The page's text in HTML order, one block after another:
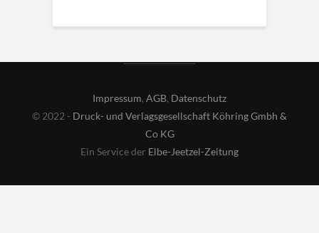
Impressum, AGB, Datenschutz
© 2022 - Druck- und Verlagsgesellschaft Köhring Gmbh &
Co KG
Ein Service der Elbe-Jeetzel-Zeitung